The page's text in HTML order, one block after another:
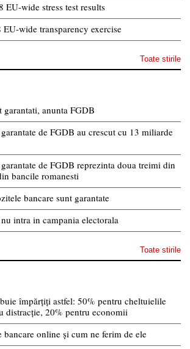
EU-wide stress test results
wide transparency exercise
Toate stirile
anunta FGDB
de FGDB au crescut cu 13 miliarde
de FGDB reprezinta doua treimi din
bancile romanesti
bancare sunt garantate
intra in campania electorala
Toate stirile
împărțiți astfel: 50% pentru cheltuielile
distracție, 20% pentru economii
bancare online și cum ne ferim de ele